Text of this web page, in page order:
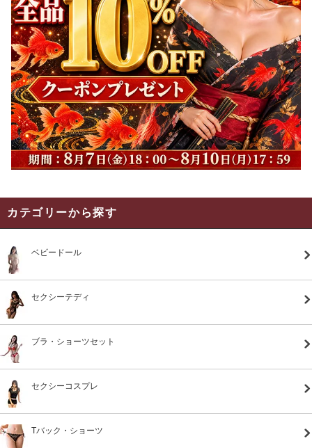
カテゴリーから探す
ベビードール
セクシーテディ
ブラ・ショーツセット
セクシーコスプレ
Tバック・ショーツ